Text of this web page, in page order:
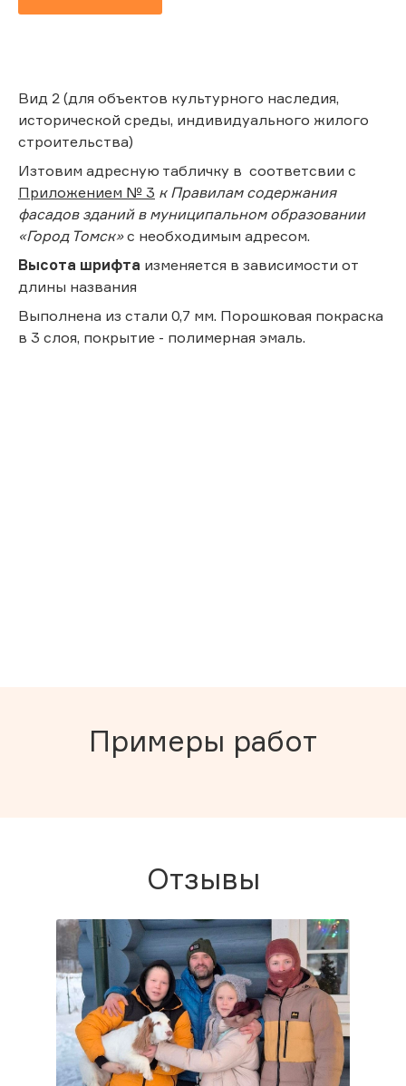
Вид 2 (для объектов культурного наследия,
исторической среды, индивидуального жилого
строительства)
Изтовим адресную табличку в соответсвии с
Приложением № 3 к Правилам содержания
фасадов зданий в муниципальном образовании
«Город Томск»с необходимым адресом.
Высота шрифта изменяется в зависимости от
длины названия
Выполнена из стали 0,7 мм. Порошковая покраска
в 3 слоя, покрытие - полимерная эмаль.
Примеры работ
Отзывы